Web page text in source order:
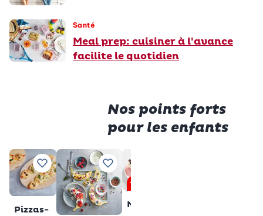
Santé
Meal prep: cuisiner à l'avance
facilite le quotidien
Nos points forts
pour les enfants
Ajouter à vos recettes préférées
Pizzas-
Ajouter à vos recettes préférées
Muffins